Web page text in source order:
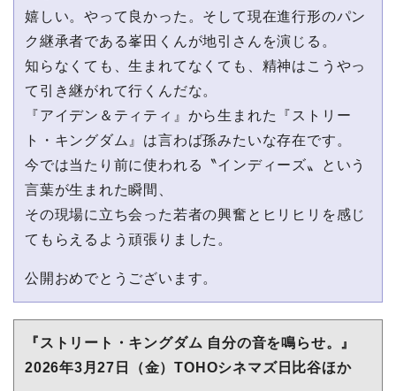
嬉しい。やって良かった。そして現在進⾏形のパン
ク継承者である峯⽥くんが地引さんを演じる。
知らなくても、⽣まれてなくても、精神はこうやっ
て引き継がれて⾏くんだな。
『アイデン＆ティティ』から⽣まれた『ストリー
ト・キングダム』は⾔わば孫みたいな存在です。
今では当たり前に使われる〝インディーズ〟という
⾔葉が⽣まれた瞬間、
その現場に⽴ち会った若者の興奮とヒリヒリを感じ
てもらえるよう頑張りました。
公開おめでとうございます。
『ストリート・キングダム ⾃分の⾳を鳴らせ。』
2026年3⽉27⽇（⾦）TOHOシネマズ⽇⽐⾕ほか